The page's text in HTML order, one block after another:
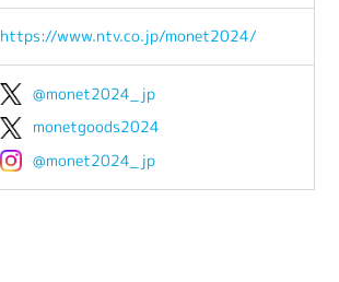
https://www.ntv.co.jp/monet2024/
@monet2024_jp
monetgoods2024
@monet2024_jp